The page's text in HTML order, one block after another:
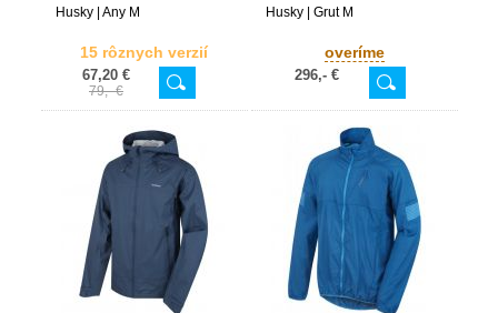
Husky | Any M
15 rôznych verzií
67,20 €
79,- €
Husky | Grut M
overíme
296,- €